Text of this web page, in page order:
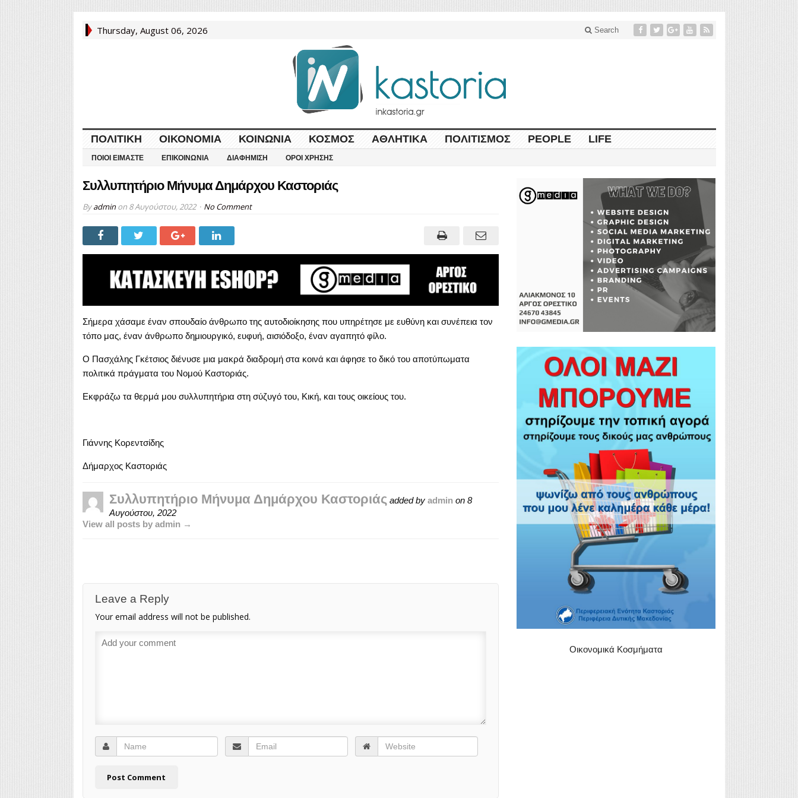
Thursday, August 06, 2026 Search
ΠΟΛΙΤΙΚΉ ΟΙΚΟΝΟΜΊΑ ΚΟΙΝΩΝΊΑ ΚΌΣΜΟΣ ΑΘΛΗΤΙΚΆ ΠΟΛΙΤΙΣΜΌΣ PEOPLE LIFE
ΠΟΙΟΙ ΕΊΜΑΣΤΕ ΕΠΙΚΟΙΝΩΝΊΑ ΔΙΑΦΉΜΙΣΗ ΌΡΟΙ ΧΡΉΣΗΣ
Συλλυπητήριο Μήνυμα Δημάρχου Καστοριάς
Byadminon 8 Αυγούστου, 2022 No Comment
Σήμερα χάσαμε έναν σπουδαίο άνθρωπο της αυτοδιοίκησης που υπηρέτησε με ευθύνη και συνέπεια τον
τόπο μας, έναν άνθρωπο δημιουργικό, ευφυή, αισιόδοξο, έναν αγαπητό φίλο.
Ο Πασχάλης Γκέτσιος διένυσε μια μακρά διαδρομή στα κοινά και άφησε το δικό του αποτύπωματα
πολιτικά πράγματα του Νομού Καστοριάς.
Εκφράζω τα θερμά μου συλλυπητήρια στη σύζυγό του, Κική, και τους οικείους του.
Γιάννης Κορεντσίδης
Δήμαρχος Καστοριάς
Συλλυπητήριο Μήνυμα Δημάρχου Καστοριάς added by adminon 8
Αυγούστου, 2022
View all posts by admin →
Leave a Reply
Your email address will not be published.
Οικονομικά Κοσμήματα